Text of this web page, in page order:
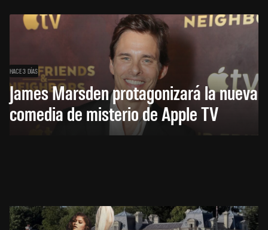
HACE 3 DÍAS
James Marsden protagonizará la nueva
comedia de misterio de Apple TV